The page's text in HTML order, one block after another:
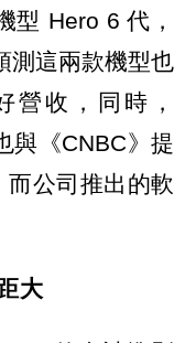
型 Hero 6 代，
測這兩款機型也
營收，同時，
與《CNBC》提
而公司推出的軟
大